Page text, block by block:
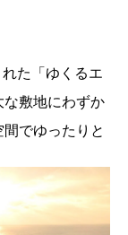
た「ゆくるエ
な敷地にわずか
でゆったりと